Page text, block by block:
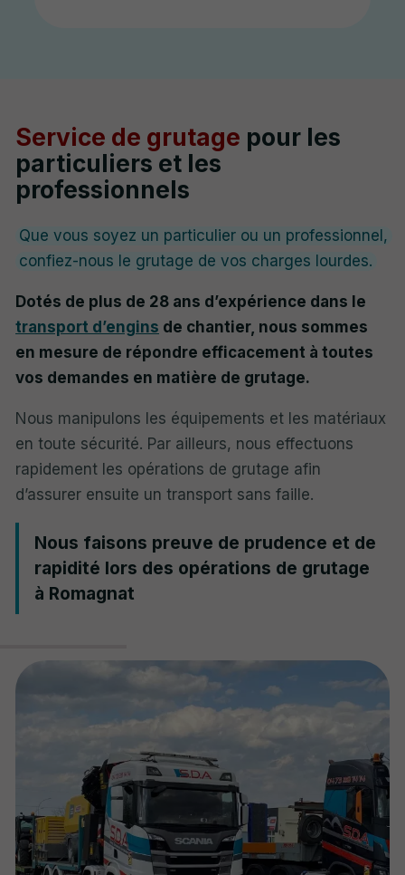
Service de grutage pour les
particuliers et les
professionnels
Que vous soyez un particulier ou un professionnel,
confiez-nous le grutage de vos charges lourdes.
Dotés de plus de 28 ans d’expérience dans le
transport d’engins de chantier, nous sommes
en mesure de répondre efficacement à toutes
vos demandes en matière de grutage.
Nous manipulons les équipements et les matériaux
en toute sécurité. Par ailleurs, nous effectuons
rapidement les opérations de grutage afin
d’assurer ensuite un transport sans faille.
Nous faisons preuve de prudence et de
rapidité lors des opérations de grutage
à Romagnat